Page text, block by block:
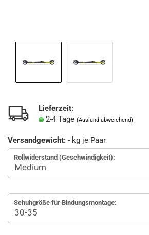
Lieferzeit:
2-4 Tage (Ausland abweichend)
Versandgewicht: - kg je Paar
Rollwiderstand (Geschwindigkeit):
Schuhgröße für Bindungsmontage: